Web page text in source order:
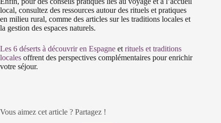
local, consultez des ressources autour des rituels et pratiques
en milieu rural, comme des articles sur les traditions locales et
la gestion des espaces naturels.
Les 6 déserts à découvrir en Espagne etrituels et traditions
locales offrent des perspectives complémentaires pour enrichir
votre séjour.
Vous aimez cet article ? Partagez !